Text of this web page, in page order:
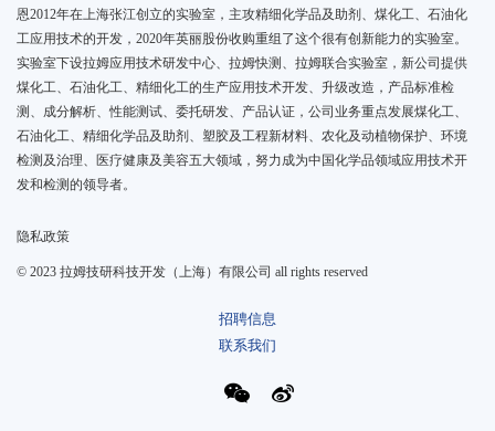
恩2012年在上海张江创立的实验室，主攻精细化学品及助剂、煤化工、石油化
工应用技术的开发，2020年英丽股份收购重组了这个很有创新能力的实验室。
实验室下设拉姆应用技术研发中心、拉姆快测、拉姆联合实验室，新公司提供
煤化工、石油化工、精细化工的生产应用技术开发、升级改造，产品标准检
测、成分解析、性能测试、委托研发、产品认证，公司业务重点发展煤化工、
石油化工、精细化学品及助剂、塑胶及工程新材料、农化及动植物保护、环境
检测及治理、医疗健康及美容五大领域，努力成为中国化学品领域应用技术开
发和检测的领导者。
隐私政策
© 2023 拉姆技研科技开发（上海）有限公司 all rights reserved
招聘信息
联系我们